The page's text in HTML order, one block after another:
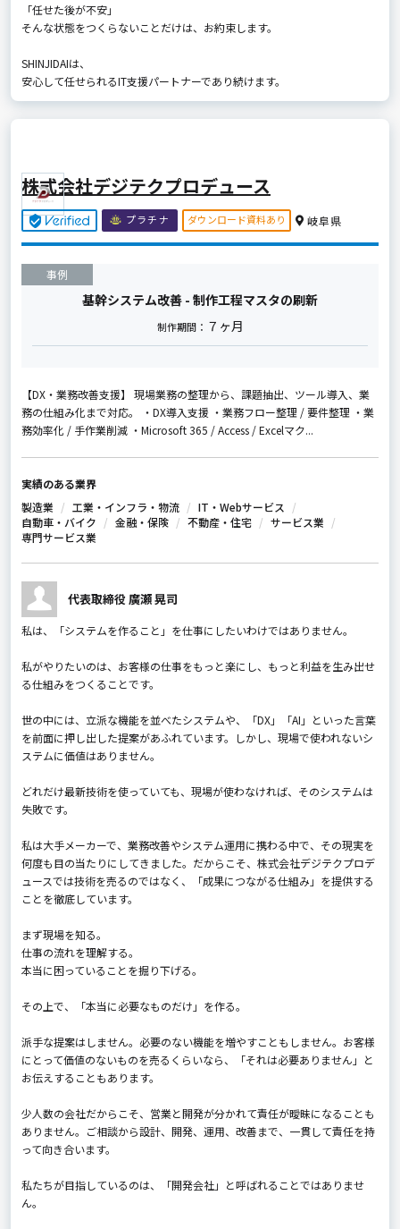
「任せた後が不安」
そんな状態をつくらないことだけは、お約束します。
SHINJIDAIは、
安心して任せられるIT支援パートナーであり続けます。
株式会社デジテクプロデュース
プラチナ ダウンロード資料あり 岐阜県
事例
基幹システム改善 - 制作工程マスタの刷新
制作期間： ７ヶ月
【DX・業務改善支援】 現場業務の整理から、課題抽出、ツール導入、業
務の仕組み化まで対応。 ・DX導入支援 ・業務フロー整理 / 要件整理 ・業
務効率化 / 手作業削減 ・Microsoft 365 / Access / Excelマク...
実績のある業界
製造業
工業・インフラ・物流
IT・Webサービス
自動車・バイク
金融・保険 不動産・住宅
サービス業
専門サービス業
代表取締役 廣瀬 晃司
私は、「システムを作ること」を仕事にしたいわけではありません。
私がやりたいのは、お客様の仕事をもっと楽にし、もっと利益を生み出せ
る仕組みをつくることです。
世の中には、立派な機能を並べたシステムや、「DX」「AI」といった言葉
を前面に押し出した提案があふれています。しかし、現場で使われないシ
ステムに価値はありません。
どれだけ最新技術を使っていても、現場が使わなければ、そのシステムは
失敗です。
私は大手メーカーで、業務改善やシステム運用に携わる中で、その現実を
何度も目の当たりにしてきました。だからこそ、株式会社デジテクプロデ
ュースでは技術を売るのではなく、「成果につながる仕組み」を提供する
ことを徹底しています。
まず現場を知る。
仕事の流れを理解する。
本当に困っていることを掘り下げる。
その上で、「本当に必要なものだけ」を作る。
派手な提案はしません。必要のない機能を増やすこともしません。お客様
にとって価値のないものを売るくらいなら、「それは必要ありません」と
お伝えすることもあります。
少人数の会社だからこそ、営業と開発が分かれて責任が曖昧になることも
ありません。ご相談から設計、開発、運用、改善まで、一貫して責任を持
って向き合います。
私たちが目指しているのは、「開発会社」と呼ばれることではありませ
ん。